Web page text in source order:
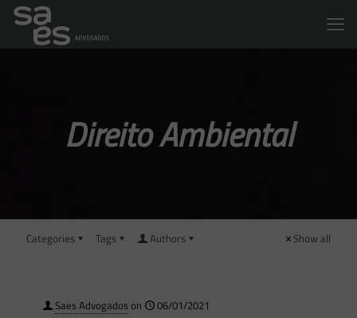
Direito Ambiental
Categories Tags Authors Show all
Saes Advogadoson
06/01/2021